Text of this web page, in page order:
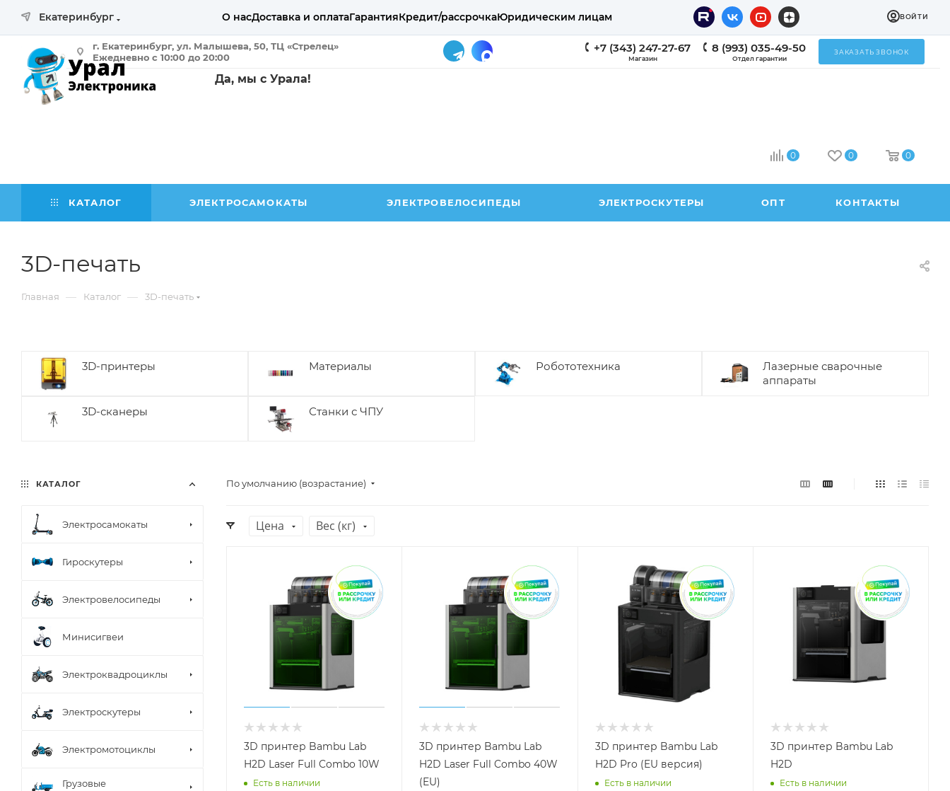
Екатеринбург О насДоставка и оплатаГарантияКредит/рассрочкаЮридическим лицам ВОЙТИ
г. Екатеринбург, ул. Малышева, 50, ТЦ «Стрелец»
Ежедневно с 10:00 до 20:00
+7 (343) 247-27-67
Магазин
8 (993) 035-49-50
Отдел гарантии
ЗАКАЗАТЬ ЗВОНОК
Да, мы с Урала!
0 0 0
КАТАЛОГ ЭЛЕКТРОСАМОКАТЫ ЭЛЕКТРОВЕЛОСИПЕДЫ ЭЛЕКТРОСКУТЕРЫ ОПТ КОНТАКТЫ
3D-печать
Главная — Каталог — 3D-печать
3D-принтеры Материалы Робототехника
Лазерные сварочные
аппараты
3D-сканеры Станки с ЧПУ
По умолчанию (возрастание)
Цена Вес (кг)
3D принтер Bambu Lab
H2D Laser Full Combo 10W
Есть в наличии
3D принтер Bambu Lab
H2D Laser Full Combo 40W
(EU)
3D принтер Bambu Lab
H2D Pro (EU версия)
Есть в наличии
3D принтер Bambu Lab
H2D
Есть в наличии
КАТАЛОГ
Электросамокаты
Гироскутеры
Электровелосипеды
Минисигвеи
Электроквадроциклы
Электроскутеры
Электромотоциклы
Грузовые